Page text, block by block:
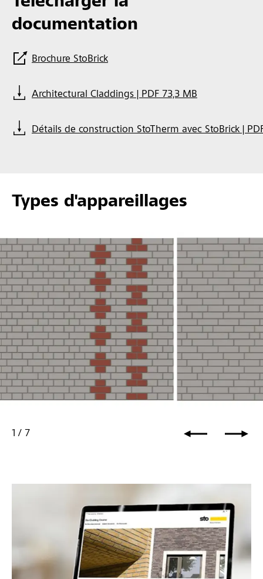
documentation
Brochure StoBrick
Architectural Claddings | PDF 73,3 MB
Détails de construction StoTherm avec StoBrick |
Types d'appareillages
1 / 7